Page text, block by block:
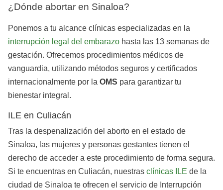
¿Dónde abortar en Sinaloa?
Ponemos a tu alcance clínicas especializadas en la
interrupción legal del embarazo hasta las 13 semanas de
gestación. Ofrecemos procedimientos médicos de
vanguardia, utilizando métodos seguros y certificados
internacionalmente por la OMS para garantizar tu
bienestar integral.
ILE en Culiacán
Tras la despenalización del aborto en el estado de
Sinaloa, las mujeres y personas gestantes tienen el
derecho de acceder a este procedimiento de forma segura.
Si te encuentras en Culiacán, nuestras clínicas ILE de la
ciudad de Sinaloa te ofrecen el servicio de Interrupción